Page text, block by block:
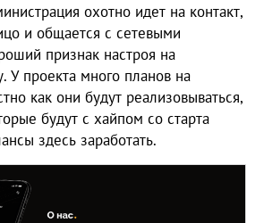
охотно идет на контакт,
и общается с сетевыми
признак настроя на
У проекта много планов на
как они будут реализовываться,
будут с хайпом со старта
здесь заработать.